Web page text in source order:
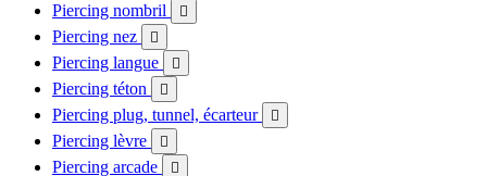
Piercing nombril 
Piercing nez 
Piercing langue 
Piercing téton 
Piercing plug, tunnel, écarteur 
Piercing lèvre 
Piercing arcade 